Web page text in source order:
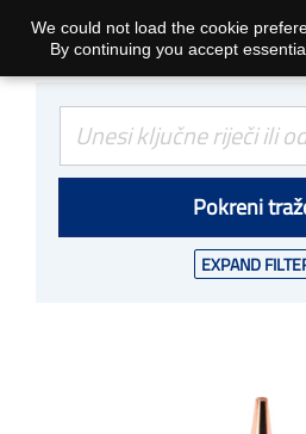
Pokreni
EXPAND
We could not load the cookie
By continuing you accept